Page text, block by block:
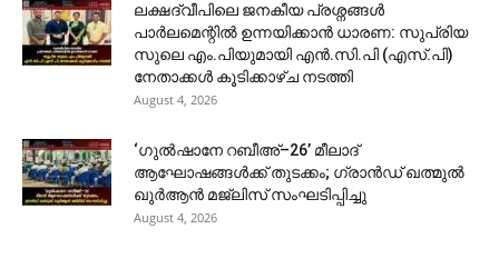
ലക്ഷദ്വീപിലെ ജനകീയ പ്രശ്നങ്ങൾ
പാർലമെന്റിൽ ഉന്നയിക്കാൻ ധാരണ: സുപ്രിയ
സുലെ എം.പിയുമായി എൻ.സി.പി (എസ്.പി)
നേതാക്കൾ കൂടിക്കാഴ്ച നടത്തി
August 4, 2026
‘ഗുൽഷാനേ റബീഅ്–26’ മീലാദ്
ആഘോഷങ്ങൾക്ക് തുടക്കം; ഗ്രാൻഡ് ഖത്മുൽ
ഖുർആൻ മജ്‌ലിസ് സംഘടിപ്പിച്ചു
August 4, 2026